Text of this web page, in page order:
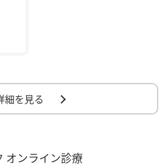
細を見る
オンライン診療